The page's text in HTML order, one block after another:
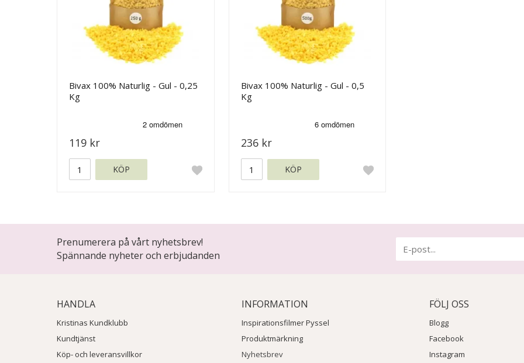
Bivax 100% Naturlig - Gul - 0,25
Kg
119 kr
KÖP
Bivax 100% Naturlig - Gul - 0,5
Kg
236 kr
KÖP
Prenumerera på vårt nyhetsbrev!
Spännande nyheter och erbjudanden
HANDLA
Kristinas Kundklubb
Kundtjänst
Köp- och leveransvillkor
INFORMATION
Inspirationsfilmer Pyssel
Produktmärkning
Nyhetsbrev
FÖLJ OSS
Blogg
Facebook
Instagram